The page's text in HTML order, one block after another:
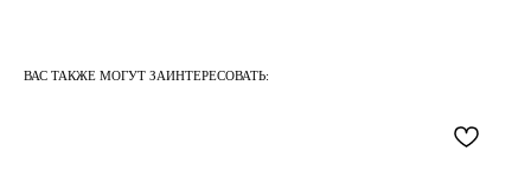
ВАС ТАКЖЕ МОГУТ ЗАИНТЕРЕСОВАТЬ: